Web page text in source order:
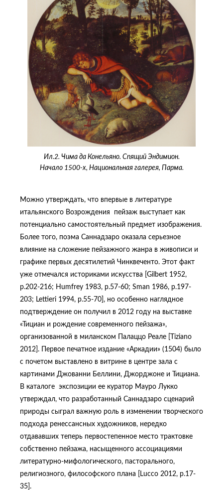
Ил.2. Чима да Конельяно. Спящий Эндимион.
Начало 1500-х, Национальная галерея, Парма.
Можно утверждать, что впервые в литературе
итальянского Возрождения пейзаж выступает как
потенциально самостоятельный предмет изображения.
Более того, поэма Саннадзаро оказала серьезное
влияние на сложение пейзажного жанра в живописи и
графике первых десятилетий Чинквеченто. Этот факт
уже отмечался историками искусства [Gilbert 1952,
p.202-216; Humfrey 1983, p.57-60; Sman 1986, p.197-
203; Lettieri 1994, p.55-70], но особенно наглядное
подтверждение он получил в 2012 году на выставке
«Тициан и рождение современного пейзажа»,
организованной в миланском Палаццо Реале [Tiziano
2012]. Первое печатное издание «Аркадии» (1504) было
с почетом выставлено в витрине в центре зала с
картинами Джованни Беллини, Джорджоне и Тициана.
В каталоге экспозиции ее куратор Мауро Лукко
утверждал, что разработанный Саннадзаро сценарий
природы сыграл важную роль в изменении творческого
подхода ренессансных художников, нередко
отдававших теперь первостепенное место трактовке
собственно пейзажа, насыщенного ассоциациями
литературно-мифологического, пасторального,
религиозного, философского плана [Lucco 2012, p.17-
35].